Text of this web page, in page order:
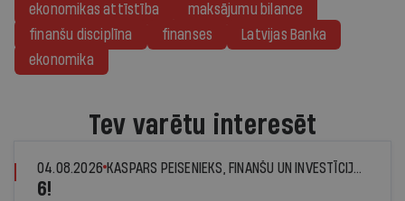
ekonomikas attīstība
maksājumu bilance
finanšu disciplīna
finanses
Latvijas Banka
ekonomika
Tev varētu interesēt
04.08.2026 KASPARS PEISENIEKS, FINANŠU UN INVESTĪCIJU EKSPERTS
6!